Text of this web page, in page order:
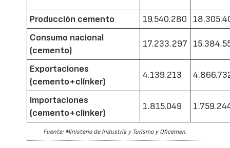
Producción cemento 19.540.280
Consumo nacional
(cemento)
17.233.297
Exportaciones
(cemento+clínker)
4.139.213
Importaciones
(cemento+clínker)
1.815.049
Fuente: Ministerio de Industria y Turismo y Oficemen.